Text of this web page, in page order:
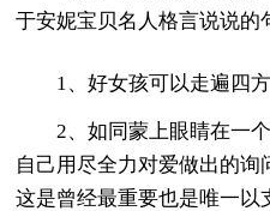
于安妮宝贝名人格言说说的
1、好女孩可以走遍四
2、如同蒙上眼睛在一
自己用尽全力对爱做出的询
这是曾经最重要也是唯一以